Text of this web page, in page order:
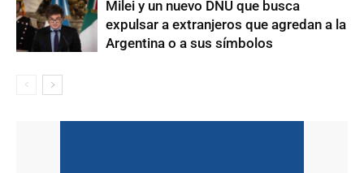
Milei y un nuevo DNU que busca
expulsar a extranjeros que agredan a la
Argentina o a sus símbolos